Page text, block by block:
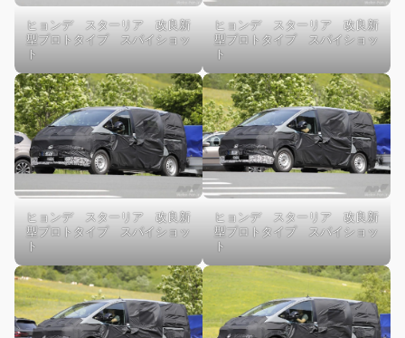
ヒョンデ スターリア 改良新
型プロトタイプ スパイショッ
ト
ヒョンデ スターリア 改良新
型プロトタイプ スパイショッ
ト
ヒョンデ スターリア 改良新
型プロトタイプ スパイショッ
ト
ヒョンデ スターリア 改良新
型プロトタイプ スパイショッ
ト